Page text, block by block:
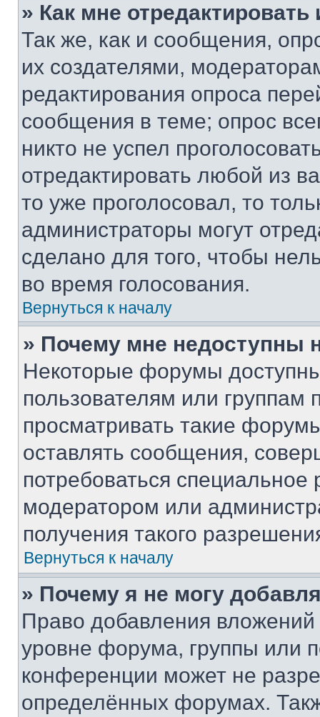
» Как мне
Так же, как и сообщения,
их создателями,
редактирования опроса
сообщения в теме; опрос
никто не успел
отредактировать любой из
то уже проголосовал, то
администраторы могут
сделано для того, чтобы
во время голосования.
Вернуться к началу
» Почему мне недоступны
Некоторые форумы
пользователям или группам
просматривать такие
оставлять сообщения,
потребоваться
модератором или
получения такого
Вернуться к началу
» Почему я не могу
Право добавления
уровне форума, группы или
конференции может не
определённых форумах.